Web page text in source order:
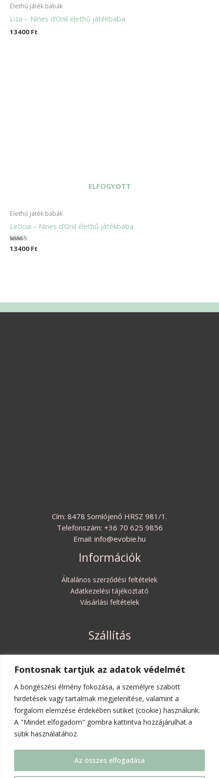
Fontosnak tartjuk az adatok védelmét
A böngészési élmény fokozása, a személyre szabott
hirdetések vagy tartalmak megjelenítése, valamint a
forgalom elemzése érdekében sütiket (cookie) használunk.
A "Mindet elfogadom" gombra kattintva hozzájárulhat a
sütik használatához.
Az összes elfogadása
Élethű játék babák
Liza – Nines d’Onil élethű játékbaba
13400 Ft
ELFOGYOTT
Élethű játék babák
Letícia – Nines d’Onil élethű játékbaba
Értékelés:
13400 Ft
Cím: 8478 Somlójenő HRSZ 981/1.
Telefonszám: +36 70 625 9856
Email: info@evobie.hu
Információk
Általános szerződési feltételek
Adatkezelési tájékoztató
Vásárlási feltételek
Szállítás
Szállítási költségek és határidők
Elállási jog
Rólunk
Kapcsolat